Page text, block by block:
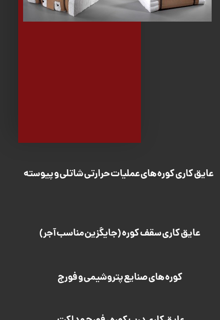
عایق کاری سقف کوره (جایگزین مناسب آجر)
عایق کاری کوره های عملیات حرارتی شاتلی و پیوسته
کوره های صنایع پتروشیمی و فورج